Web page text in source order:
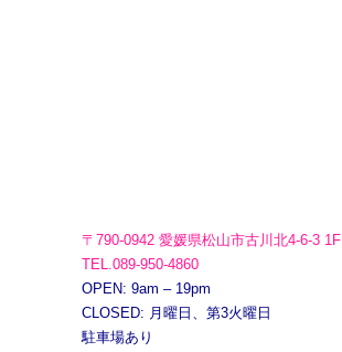
〒790-0942 愛媛県松山市古川北4-6-3 1F
TEL.089-950-4860
OPEN: 9am – 19pm
CLOSED: 月曜日、第3火曜日
駐車場あり